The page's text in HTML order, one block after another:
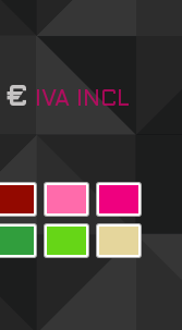
€ IVA INCL